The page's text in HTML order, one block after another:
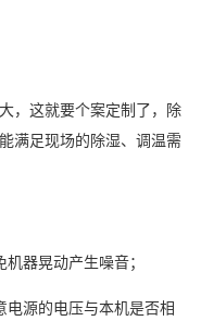
这就要个案定制了，除
满足现场的除湿、调温需
器晃动产生噪音；
源的电压与本机是否相